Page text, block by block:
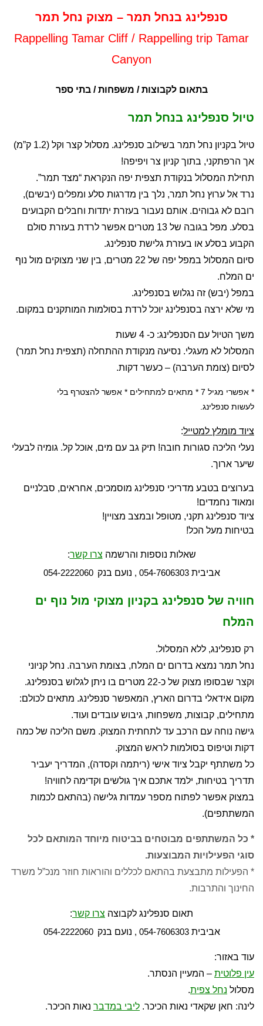
סנפלינג בנחל תמר – מצוק נחל תמר
Rappelling Tamar Cliff / Rappelling trip Tamar
Canyon
בתאום לקבוצות / משפחות / בתי ספר
טיול סנפלינג בנחל תמר
טיול בקניון נחל תמר בשילוב סנפלינג. מסלול קצר וקל (1.2 ק”מ)
אך הרפתקני, בתוך קניון צר ויפיפה!
תחילת המסלול בנקודת תצפית יפה הנקראת “מצד תמר”.
נרד אל ערוץ נחל תמר, נלך בין מדרגות סלע ומפלים (יבשים),
רובם לא גבוהים. אותם נעבור בעזרת יתדות וחבלים הקבועים
בסלע. מפל בגובה של 13 מטרים אפשר לרדת בעזרת סולם
הקבוע בסלע או בעזרת גלישת סנפלינג.
סיום המסלול במפל יפה של 22 מטרים, בין שני מצוקים מול נוף
ים המלח.
במפל (יבש) זה נגלוש בסנפלינג.
מי שלא ירצה בסנפלינג יוכל לרדת בסולמות המותקנים במקום.
משך הטיול עם הסנפלינג: כ- 4 שעות
המסלול לא מעגלי. נסיעה מנקודת ההתחלה (תצפית נחל תמר)
לסיום (צומת הערבה) – כעשר דקות.
* אפשרי מגיל 7 * מתאים למתחילים * אפשר להצטרף בלי
לעשות סנפלינג.
ציוד מומלץ למטייל:
נעלי הליכה סגורות חובה! תיק גב עם מים, אוכל קל. גומיה לבעלי
שיער ארוך.
בערוצים בטבע מדריכי סנפלינג מוסמכים, אחראים, סבלניים
ומאוד נחמדים!
ציוד סנפלינג תקני, מטופל ובמצב מצויין!
בטיחות מעל הכל!
שאלות נוספות והרשמה צרו קשר:
אביבית054-7606303 , נועם בנק 054-2222060
חוויה של סנפלינג בקניון מצוקי מול נוף ים
המלח
רק סנפלינג, ללא המסלול.
נחל תמר נמצא בדרום ים המלח, בצומת הערבה. נחל קניוני
וקצר שבסופו מצוק של כ-22 מטרים בו ניתן לגלוש בסנפלינג.
מקום אידאלי בדרום הארץ, המאפשר סנפלינג. מתאים לכולם:
מתחילים, קבוצות, משפחות, גיבוש עובדים ועוד.
גישה נוחה עם הרכב עד לתחתית המצוק. משם הליכה של כמה
דקות וטיפוס בסולמות לראש המצוק.
כל משתתף יקבל ציוד אישי (ריתמה וקסדה), המדריך יעביר
תדריך בטיחות, ילמד אתכם איך גולשים וקדימה לחוויה!
במצוק אפשר לפתוח מספר עמדות גלישה (בהתאם לכמות
המשתתפים).
* כל המשתתפים מבוטחים בביטוח מיוחד המותאם לכל
סוגי הפעילויות המבוצעות.
* הפעילות מתבצעת בהתאם לכללים והוראות חוזר מנכ”ל משרד
החינוך והתרבות.
תאום סנפלינג לקבוצה צרו קשר:
אביבית054-7606303 , נועם בנק 054-2222060
עוד באזור:
עין פלוטית – המעיין הנסתר.
מסלול נחל צפית.
לינה: חאן שקאדי נאות הכיכר. ליבי במדבר נאות הכיכר.